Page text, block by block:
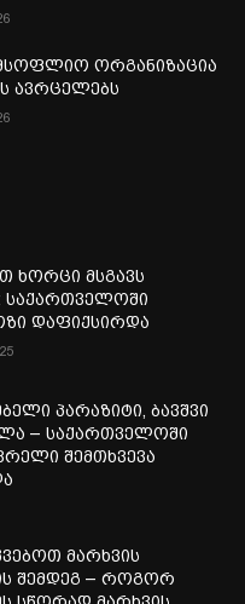
ორგანიზაცია
ავრცელებს
ხორცი მსგავს
საქართველოში
დაფიქსირდა
პარაზიტი, ბავშვი
– საქართველოში
შემთხვევა
მარხვის
შემდეგ – როგორ